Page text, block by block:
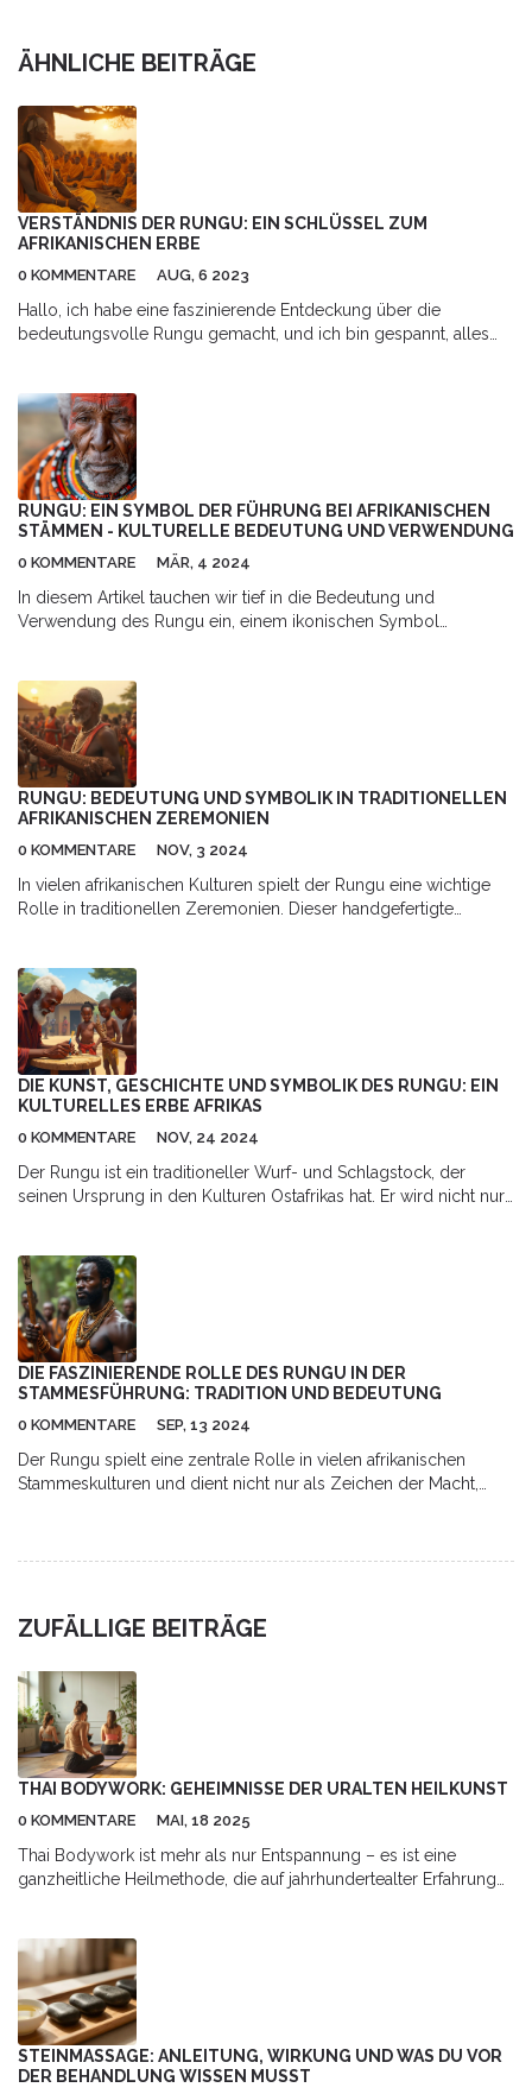
ÄHNLICHE BEITRÄGE
VERSTÄNDNIS DER RUNGU: EIN SCHLÜSSEL ZUM
AFRIKANISCHEN ERBE
0 KOMMENTARE AUG, 6 2023
Hallo, ich habe eine faszinierende Entdeckung über die
bedeutungsvolle Rungu gemacht, und ich bin gespannt, alles
sie repräsentiert das afrikanische Erbe in seiner reinsten Form.
Schließen Sie sich mir an, wenn wir tiefer in das Verständnis der
Rungu eintauchen und den Schlüssel zum afrikanischen Erbe
freischalten. Es ist eine Reise des Lernens und der Bewunderung
aller schönen und stolzen Wurzeln, die uns das afrikanische
Erbe zu bieten hat.
RUNGU: EIN SYMBOL DER FÜHRUNG BEI AFRIKANISCHEN
STÄMMEN - KULTURELLE BEDEUTUNG UND VERWENDUNG
0 KOMMENTARE MÄR, 4 2024
In diesem Artikel tauchen wir tief in die Bedeutung und
Verwendung des Rungu ein, einem ikonischen Symbol
kulturelle Bedeutung, die Herstellung und die verschiedenen
Arten von Rungus. Darüber hinaus beleuchten wir die
zeitgenössische Relevanz und wie das Verständnis der
Traditionen um den Rungu uns Einblicke in afrikanische Kulturen
bietet.
RUNGU: BEDEUTUNG UND SYMBOLIK IN TRADITIONELLEN
AFRIKANISCHEN ZEREMONIEN
0 KOMMENTARE NOV, 3 2024
In vielen afrikanischen Kulturen spielt der Rungu eine wichtige
Rolle in traditionellen Zeremonien. Dieser handgefertigte
gesellschaftlichen Stellung. Seine Verwendung variiert von
Region zu Region, aber überall verbindet er
generationenübergreifende Traditionen. Entdecken Sie, wie der
Rungu nicht nur ein Objekt des Schutzes, sondern auch der
Gemeinschaft und des persönlichen Ausdrucks geworden ist.
DIE KUNST, GESCHICHTE UND SYMBOLIK DES RUNGU: EIN
KULTURELLES ERBE AFRIKAS
0 KOMMENTARE NOV, 24 2024
Der Rungu ist ein traditioneller Wurf- und Schlagstock, der
seinen Ursprung in den Kulturen Ostafrikas hat. Er wird nicht nur
diesem Artikel erforschen wir die Geschichte des Rungu, seine
künstlerische Gestaltung und seine tief verwurzelte Symbolik.
Wir beleuchten zudem seine traditionelle Handwerkskunst und
seine Bedeutung in der modernen Welt. Leser erhalten Einblicke
in die kulturelle Bedeutung und den historischen Hintergrund
dieses faszinierenden Objekts.
DIE FASZINIERENDE ROLLE DES RUNGU IN DER
STAMMESFÜHRUNG: TRADITION UND BEDEUTUNG
0 KOMMENTARE SEP, 13 2024
Der Rungu spielt eine zentrale Rolle in vielen afrikanischen
Stammeskulturen und dient nicht nur als Zeichen der Macht,
ZUFÄLLIGE BEITRÄGE
THAI BODYWORK: GEHEIMNISSE DER URALTEN HEILKUNST
0 KOMMENTARE MAI, 18 2025
Thai Bodywork ist mehr als nur Entspannung – es ist eine
ganzheitliche Heilmethode, die auf jahrhundertealter Erfahrung
fördern. Leser erfahren, warum diese Technik so wirksam ist und
wie sie sich von anderen Massagen unterscheidet. Es gibt
praktische Tipps für Einsteiger und wichtige Hinweise zu
typischen Abläufen. Wer mehr Lebensenergie und
Wohlbefinden sucht, findet hier echte Antworten.
STEINMASSAGE: ANLEITUNG, WIRKUNG UND WAS DU VOR
DER BEHANDLUNG WISSEN MUSST